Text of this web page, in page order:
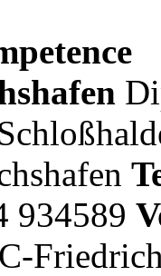
934589